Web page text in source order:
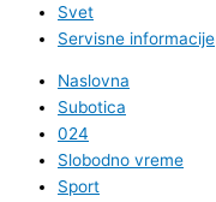
Svet
Servisne informacije
Naslovna
Subotica
024
Slobodno vreme
Sport